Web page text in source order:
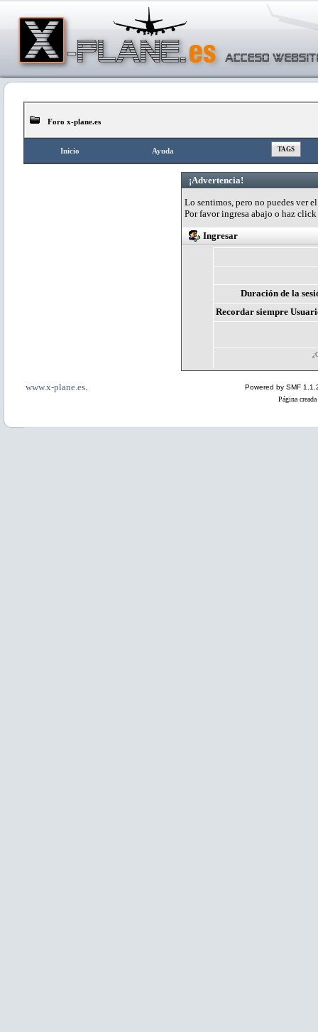
Foro x-plane.es
Inicio Ayuda TAGS
¡Advertencia!
Lo sentimos, pero no puedes ver
Por favor ingresa abajo o haz click
Ingresar
Duración de la
Recordar siempre
www.x-plane.es
Powered by SMF
Página